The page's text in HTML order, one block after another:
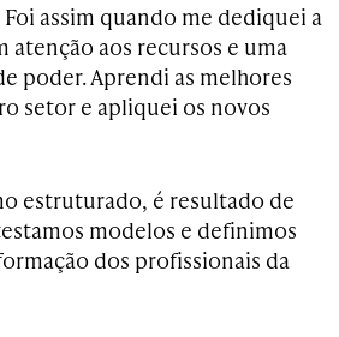
assim quando me dediquei a
atenção aos recursos e uma
poder. Aprendi as melhores
setor e apliquei os novos
estruturado, é resultado de
modelos e definimos
dos profissionais da